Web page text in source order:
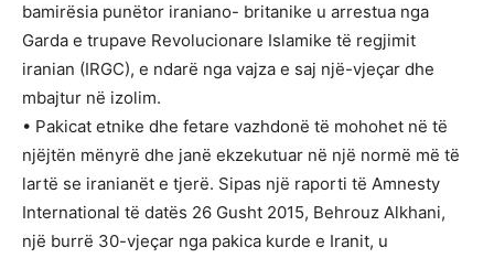
bamirësia punëtor iraniano- britanike u arrestua nga
Garda e trupave Revolucionare Islamike të regjimit
iranian (IRGC), e ndarë nga vajza e saj një-vjeçar dhe
mbajtur në izolim.
• Pakicat etnike dhe fetare vazhdonë të mohohet në të
njëjtën mënyrë dhe janë ekzekutuar në një normë më të
lartë se iranianët e tjerë. Sipas një raporti të Amnesty
International të datës 26 Gusht 2015, Behrouz Alkhani,
një burrë 30-vjeçar nga pakica kurde e Iranit, u